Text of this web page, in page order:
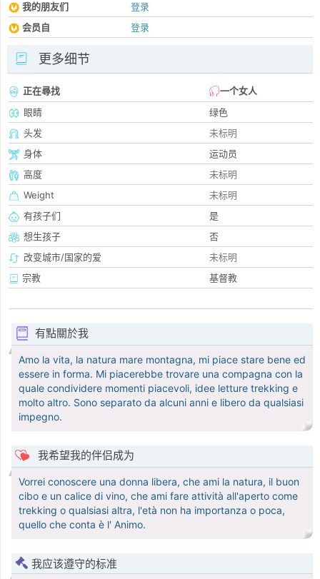
我的朋友们
登录
会员自
登录
更多细节
正在尋找
一个女人
眼睛
绿色
头发
未标明
身体
运动员
高度
未标明
Weight
未标明
有孩子们
是
想生孩子
否
改变城市/国家的爱
未标明
宗教
基督教
有點關於我
Amo la vita, la natura mare montagna, mi piace stare bene ed
essere in forma. Mi piacerebbe trovare una compagna con la
quale condividere momenti piacevoli, idee letture trekking e
molto altro. Sono separato da alcuni anni e libero da qualsiasi
impegno.
我希望我的伴侣成为
Vorrei conoscere una donna libera, che ami la natura, il buon
cibo e un calice di vino, che ami fare attività all'aperto come
trekking o qualsiasi altra, l'età non ha importanza o poca,
quello che conta è l' Animo.
我应该遵守的标准